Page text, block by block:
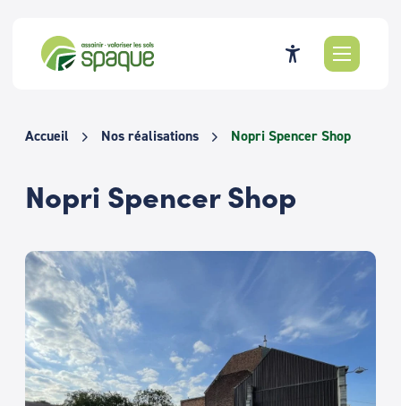
contenu
Accueil Nos réalisations Nopri Spencer Shop
Nopri Spencer Shop